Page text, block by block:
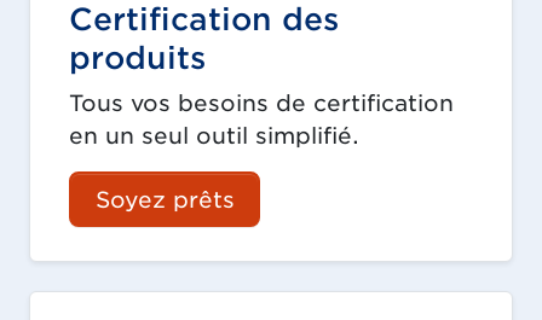
Certification des
produits
Tous vos besoins de certification
en un seul outil simplifié.
Soyez prêts